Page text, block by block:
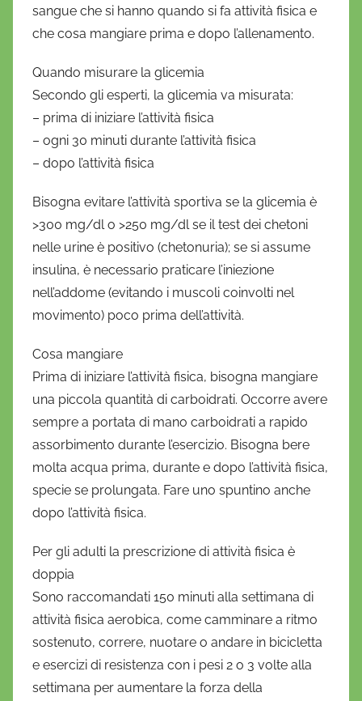
sangue che si hanno quando si fa attività fisica e
che cosa mangiare prima e dopo l’allenamento.
Quando misurare la glicemia
Secondo gli esperti, la glicemia va misurata:
– prima di iniziare l’attività fisica
– ogni 30 minuti durante l’attività fisica
– dopo l’attività fisica
Bisogna evitare l’attività sportiva se la glicemia è
>300 mg/dl o >250 mg/dl se il test dei chetoni
nelle urine è positivo (chetonuria); se si assume
insulina, è necessario praticare l’iniezione
nell’addome (evitando i muscoli coinvolti nel
movimento) poco prima dell’attività.
Cosa mangiare
Prima di iniziare l’attività fisica, bisogna mangiare
una piccola quantità di carboidrati. Occorre avere
sempre a portata di mano carboidrati a rapido
assorbimento durante l’esercizio. Bisogna bere
molta acqua prima, durante e dopo l’attività fisica,
specie se prolungata. Fare uno spuntino anche
dopo l’attività fisica.
Per gli adulti la prescrizione di attività fisica è
doppia
Sono raccomandati 150 minuti alla settimana di
attività fisica aerobica, come camminare a ritmo
sostenuto, correre, nuotare o andare in bicicletta
e esercizi di resistenza con i pesi 2 o 3 volte alla
settimana per aumentare la forza della